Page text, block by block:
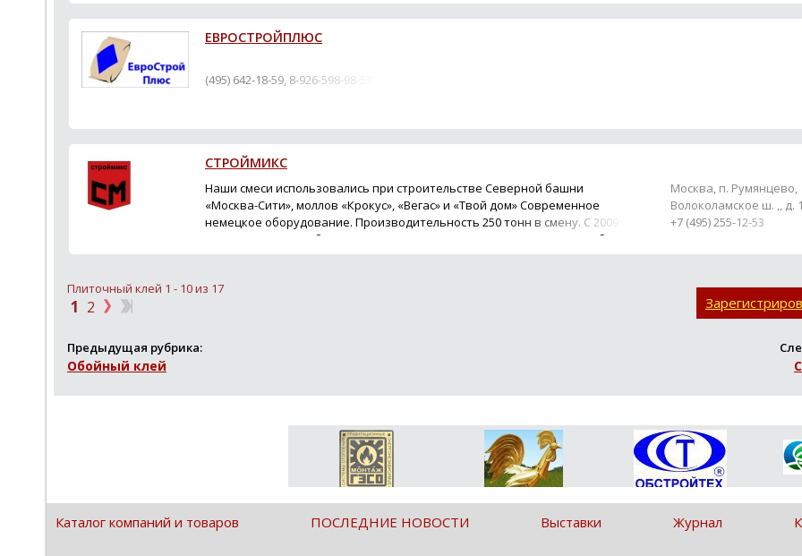
наших клиентов...
ЕВРОСТРОЙПЛЮС
(495) 642-18-59, 8-926-598-98-51
СТРОЙМИКС
Наши смеси использовались при строительстве Северной башни
«Москва-Сити», моллов «Крокус», «Вегас» и «Твой дом» Современное
немецкое оборудование. Производительность 250 тонн в смену. С 2009
года произведено более 1 500 000 тонн. 93 постоянных клиента. Удобное
расп...
Москва, п. Румянцево,
Волоколамское ш. ,, д.
+7 (495) 255-12-53
Плиточный клей 1 - 10 из 17
1 2
Предыдущая рубрика:
Обойный клей
Каталог компаний и товаров ПОСЛЕДНИЕ НОВОСТИ Выставки Журнал